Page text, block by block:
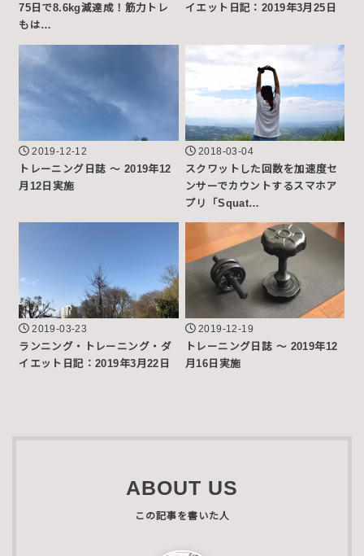
75日で8.6kg減達成！筋力トレ
もは…
イエット日記：2019年3月25日
2019-12-12
トレーニング日誌 〜 2019年12
月12日実施
2018-03-04
スクワットした回数を加速度セ
ンサーでカウントするスマホア
プリ「Squat…
2019-03-23
ランニング・トレーニング・ダ
イエット日記：2019年3月22日
2019-12-19
トレーニング日誌 〜 2019年12
月16日実施
ABOUT US